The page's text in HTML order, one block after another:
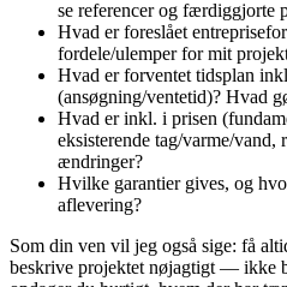
se referencer og færdiggjorte
Hvad er foreslået
fordele/ulemper for mit
Hvad er forventet tidsplan
(ansøgning/ventetid)? Hvad
Hvad er inkl. i prisen
eksisterende tag/varme/
ændringer?
Hvilke garantier gives, og
aflevering?
Som din ven vil jeg også sige: få
beskrive projektet nøjagtigt — ikke